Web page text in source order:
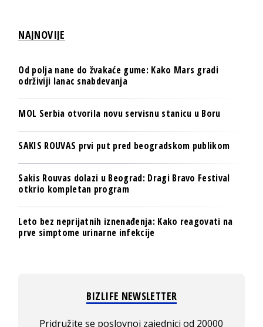
NAJNOVIJE
Od polja nane do žvakaće gume: Kako Mars gradi
održiviji lanac snabdevanja
MOL Serbia otvorila novu servisnu stanicu u Boru
SAKIS ROUVAS prvi put pred beogradskom publikom
Sakis Rouvas dolazi u Beograd: Dragi Bravo Festival
otkrio kompletan program
Leto bez neprijatnih iznenađenja: Kako reagovati na
prve simptome urinarne infekcije
BIZLIFE NEWSLETTER
Pridružite se poslovnoj zajednici od 20000